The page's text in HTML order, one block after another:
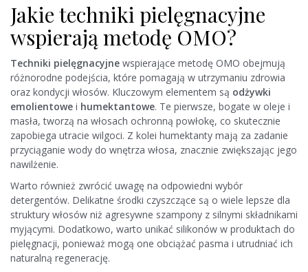
Jakie techniki pielęgnacyjne
wspierają metodę OMO?
Techniki pielęgnacyjne wspierające metodę OMO obejmują
różnorodne podejścia, które pomagają w utrzymaniu zdrowia
oraz kondycji włosów. Kluczowym elementem są odżywki
emolientowe i humektantowe. Te pierwsze, bogate w oleje i
masła, tworzą na włosach ochronną powłokę, co skutecznie
zapobiega utracie wilgoci. Z kolei humektanty mają za zadanie
przyciąganie wody do wnętrza włosa, znacznie zwiększając jego
nawilżenie.
Warto również zwrócić uwagę na odpowiedni wybór
detergentów. Delikatne środki czyszczące są o wiele lepsze dla
struktury włosów niż agresywne szampony z silnymi składnikami
myjącymi. Dodatkowo, warto unikać silikonów w produktach do
pielęgnacji, ponieważ mogą one obciążać pasma i utrudniać ich
naturalną regenerację.